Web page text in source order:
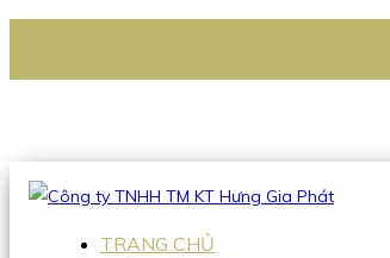
Hotline:0938 336 079
TRANG CHỦ